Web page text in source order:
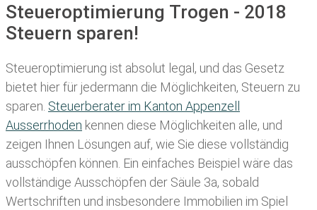
Steueroptimierung Trogen - 2018
Steuern sparen!
Steueroptimierung ist absolut legal, und das Gesetz
bietet hier für jedermann die Möglichkeiten, Steuern zu
sparen. Steuerberater im K anton Appenzell
Ausserrhoden kennen diese Möglichkeiten alle, und
zeigen Ihnen Lösungen auf, wie Sie diese vollständig
ausschöpfen können. Ein einfaches Beispiel wäre das
vollständige Ausschöpfen der Säule 3a, sobald
Wertschriften und insbesondere Immobilien im Spiel